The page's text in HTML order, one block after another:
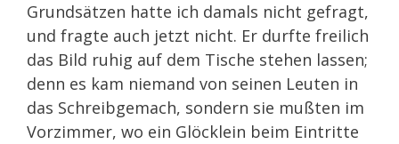
Grundsätzen hatte ich damals nicht gefragt,
und fragte auch jetzt nicht. Er durfte freilich
das Bild ruhig auf dem Tische stehen lassen;
denn es kam niemand von seinen Leuten in
das Schreibgemach, sondern sie mußten im
Vorzimmer, wo ein Glöcklein beim Eintritte